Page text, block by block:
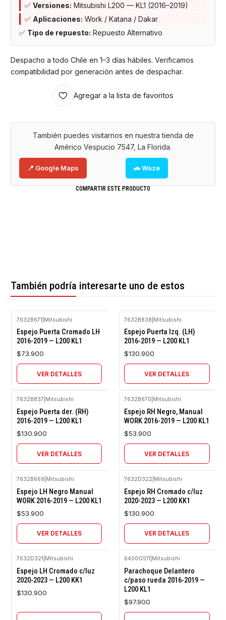
✅ Versiones: Mitsubishi L200 — KL1 (2016–2019)
✅ Aplicaciones: Work / Katana / Dakar
✅ Tipo de repuesto: Repuesto Alternativo
Despacho a todo Chile en 1–3 días hábiles. Verificamos
compatibilidad por generación antes de despachar.
Agregar a la lista de favoritos
También puedes visitarnos en nuestra tienda de
Américo Vespucio 7547, La Florida.
📍 Google Maps 🚗 Waze
COMPARTIR ESTE PRODUCTO
También podría interesarte uno de estos
7632B671 Mitsubishi
Espejo Puerta Cromado LH
2016-2019 — L200 KL1
$73.900
VER DETALLES
7632B838 Mitsubishi
Espejo Puerta Izq. (LH)
2016-2019 — L200 KL1
$130.900
VER DETALLES
7632B837 Mitsubishi
Espejo Puerta der. (RH)
2016-2019 — L200 KL1
$130.900
VER DETALLES
7632B670 Mitsubishi
Espejo RH Negro, Manual
WORK 2016-2019 — L200 KL1
$53.900
VER DETALLES
7632B669 Mitsubishi
Espejo LH Negro Manual
WORK 2016-2019 — L200 KL1
$53.900
VER DETALLES
7632D322 Mitsubishi
Espejo RH Cromado c/luz
2020-2023 — L200 KK1
$130.900
VER DETALLES
7632D321 Mitsubishi
Espejo LH Cromado c/luz
2020-2023 — L200 KK1
$130.900
6400G511 Mitsubishi
Parachoque Delantero
c/paso rueda 2016-2019 —
L200 KL1
$97.900